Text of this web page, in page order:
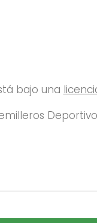
bajo una